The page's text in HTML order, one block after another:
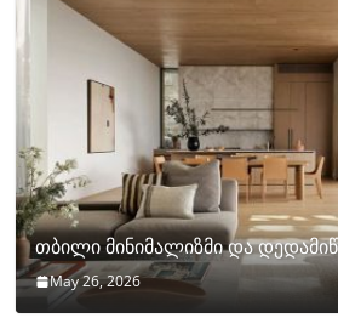
თბილი მინიმალიზმი და
May 26, 2026